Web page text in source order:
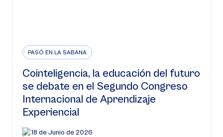
PASÓ EN LA SABANA
Cointeligencia, la educación del futuro
se debate en el Segundo Congreso
Internacional de Aprendizaje
Experiencial
18 de Junio de 2026